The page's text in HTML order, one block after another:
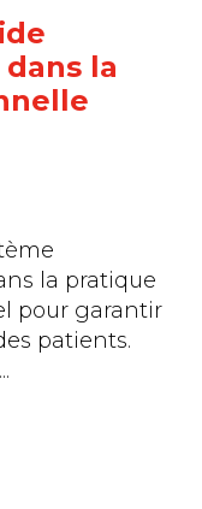
la
la pratique
pour garantir
patients.
...